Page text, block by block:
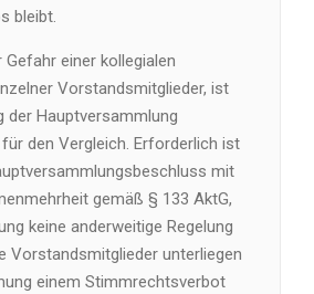
bleibt.
einer kollegialen
Vorstandsmitglieder, ist
der Hauptversammlung
den Vergleich. Erforderlich ist
mit
gemäß § 133 AktG,
keine anderweitige Regelung
unterliegen
einem Stimmrechtsverbot